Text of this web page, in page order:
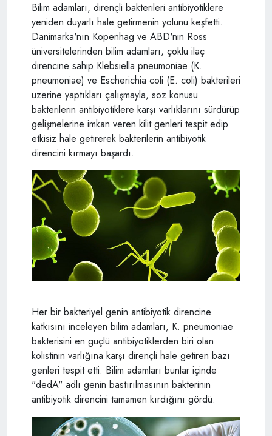
Bilim adamları, dirençli bakterileri antibiyotiklere
yeniden duyarlı hale getirmenin yolunu keşfetti.
Danimarka'nın Kopenhag ve ABD'nin Ross
üniversitelerinden bilim adamları, çoklu ilaç
direncine sahip Klebsiella pneumoniae (K.
pneumoniae) ve Escherichia coli (E. coli) bakterileri
üzerine yaptıkları çalışmayla, söz konusu
bakterilerin antibiyotiklere karşı varlıklarını sürdürüp
gelişmelerine imkan veren kilit genleri tespit edip
etkisiz hale getirerek bakterilerin antibiyotik
direncini kırmayı başardı.
Her bir bakteriyel genin antibiyotik direncine
katkısını inceleyen bilim adamları, K. pneumoniae
bakterisini en güçlü antibiyotiklerden biri olan
kolistinin varlığına karşı dirençli hale getiren bazı
genleri tespit etti. Bilim adamları bunlar içinde
"dedA" adlı genin bastırılmasının bakterinin
antibiyotik direncini tamamen kırdığını gördü.